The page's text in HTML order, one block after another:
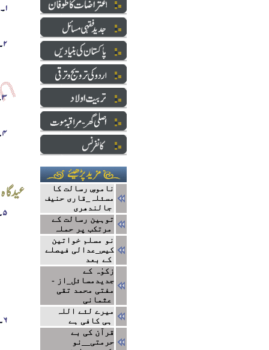
ناموسِ رسالت کا
مسئلہ_قاری حنیف
جالندھری
توہین رسالت کے
مرتکب پر حملہ
نو مسلم خواتین
کیس_عدالی فیصلے
کے بعد
زکوٰہ کے
جدیدمسائل_از -
مفتی محمد تقی
عثمانی
میرے لئے اللہ
ہی کافی ہے
قرآن کی بے
حرمتی__نو